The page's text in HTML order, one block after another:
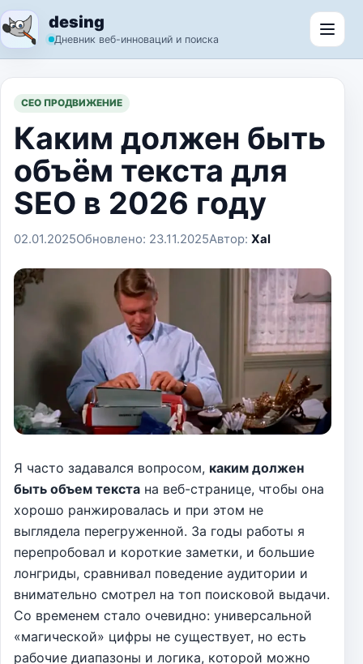
Перейти к содержимому
desing
Дневник веб-инноваций и поиска
СЕО ПРОДВИЖЕНИЕ
Каким должен быть
объём текста для
SEO в 2026 году
02.01.2025Обновлено: 23.11.2025Автор: Xal
Я часто задавался вопросом, каким должен
быть объем текста на веб-странице, чтобы она
хорошо ранжировалась и при этом не
выглядела перегруженной. За годы работы я
перепробовал и короткие заметки, и большие
лонгриды, сравнивал поведение аудитории и
внимательно смотрел на топ поисковой выдачи.
Со временем стало очевидно: универсальной
«магической» цифры не существует, но есть
рабочие диапазоны и логика, которой можно